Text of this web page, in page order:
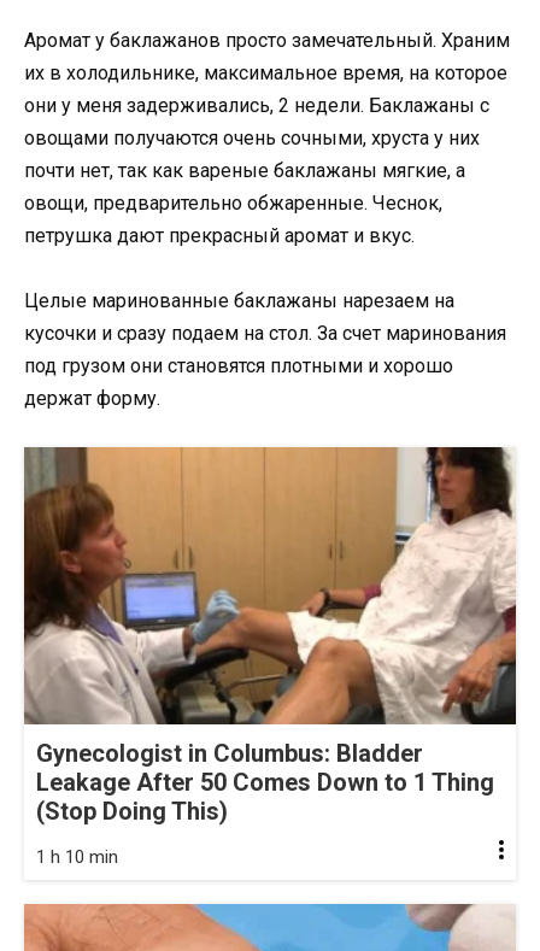
Аромат у баклажанов просто замечательный. Храним
их в холодильнике, максимальное время, на которое
они у меня задерживались, 2 недели. Баклажаны с
овощами получаются очень сочными, хруста у них
почти нет, так как вареные баклажаны мягкие, а
овощи, предварительно обжаренные. Чеснок,
петрушка дают прекрасный аромат и вкус.
Целые маринованные баклажаны нарезаем на
кусочки и сразу подаем на стол. За счет маринования
под грузом они становятся плотными и хорошо
держат форму.
Gynecologist in Columbus: Bladder
Leakage After 50 Comes Down to 1 Thing
(Stop Doing This)
1 h 10 min